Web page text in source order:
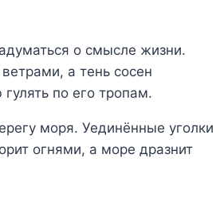
о смысле жизни.
а тень сосен
по его тропам.
моря. Уединённые уголки
огнями, а море дразнит